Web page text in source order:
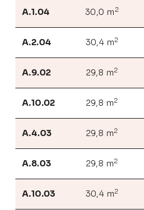
A.1.04 30,0 m 2
A.2.04 30,4 m2
A.9.02 29,8 m2
A.10.02 29,8 m2
A.4.03 29,8 m2
A.8.03 29,8 m2
A.10.03 30,4 m2